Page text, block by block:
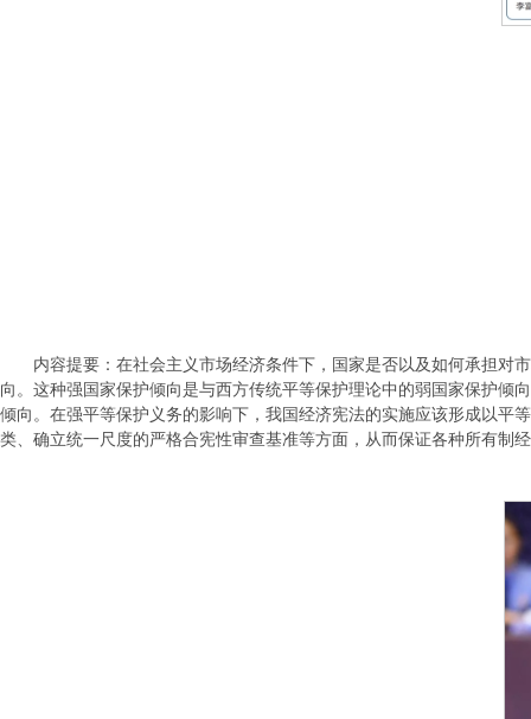
内容提要：在社会主义市场经济条件下，国家是否以及如何承担对
向。这种强国家保护倾向是与西方传统平等保护理论中的弱国家保护倾
倾向。在强平等保护义务的影响下，我国经济宪法的实施应该形成以平
类、确立统一尺度的严格合宪性审查基准等方面，从而保证各种所有制